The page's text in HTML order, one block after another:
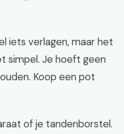
iets verlagen, maar het
simpel. Je hoeft geen
Koop een pot
of je tandenborstel.